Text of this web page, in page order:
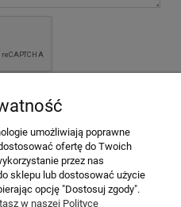
umożliwiają poprawne
ofertę do Twoich
przez nas
sklepu lub dostosować użycie
opcję "Dostosuj zgody".
w naszej Polityce